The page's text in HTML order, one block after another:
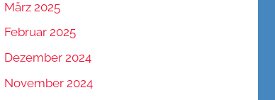
März 2025
Februar 2025
Dezember 2024
November 2024